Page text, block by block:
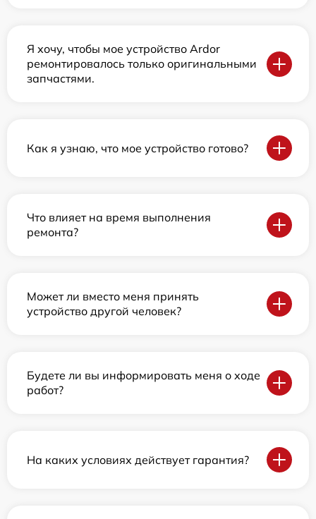
Я хочу, чтобы мое устройство Ardor
ремонтировалось только оригинальными
запчастями.
Как я узнаю, что мое устройство готово?
Что влияет на время выполнения
ремонта?
Может ли вместо меня принять
устройство другой человек?
Будете ли вы информировать меня о ходе
работ?
На каких условиях действует гарантия?